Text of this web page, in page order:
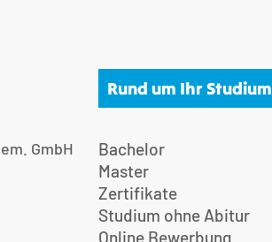
GmbH
Rund um Ihr Studium
Bachelor
Master
Zertifikate
Studium ohne Abitur
Online Bewerbung